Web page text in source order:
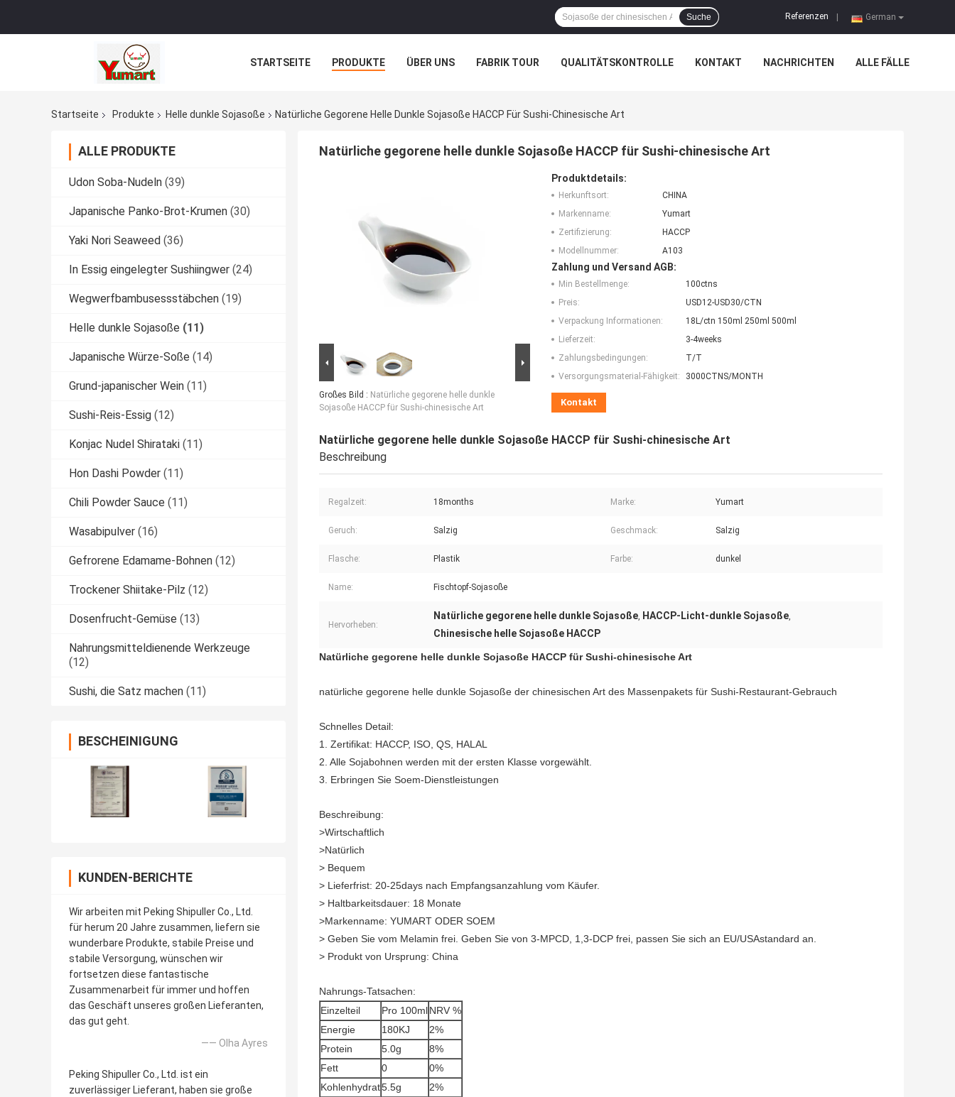
German
Referenzen
Suche
STARTSEITE PRODUKTE ÜBER UNS FABRIK TOUR QUALITÄTSKONTROLLE KONTAKT NACHRICHTEN ALLE FÄLLE
Startseite Produkte Helle dunkle Sojasoße Natürliche Gegorene Helle Dunkle Sojasoße HACCP Für Sushi-Chinesische Art
ALLE PRODUKTE
Udon Soba-Nudeln (39)
Japanische Panko-Brot-Krumen (30)
Yaki Nori Seaweed (36)
In Essig eingelegter Sushiingwer (24)
Wegwerfbambusessstäbchen (19)
Helle dunkle Sojasoße (11)
Japanische Würze-Soße (14)
Grund-japanischer Wein (11)
Sushi-Reis-Essig (12)
Konjac Nudel Shirataki (11)
Hon Dashi Powder (11)
Chili Powder Sauce (11)
Wasabipulver (16)
Gefrorene Edamame-Bohnen (12)
Trockener Shiitake-Pilz (12)
Dosenfrucht-Gemüse (13)
Nahrungsmitteldienende Werkzeuge
(12)
Sushi, die Satz machen (11)
BESCHEINIGUNG
KUNDEN-BERICHTE
Wir arbeiten mit Peking Shipuller Co., Ltd.
für herum 20 Jahre zusammen, liefern sie
wunderbare Produkte, stabile Preise und
stabile Versorgung, wünschen wir
fortsetzen diese fantastische
Zusammenarbeit für immer und hoffen
das Geschäft unseres großen Lieferanten,
das gut geht.
—— Olha Ayres
Peking Shipuller Co., Ltd. ist ein
zuverlässiger Lieferant, haben sie große
Natürliche gegorene helle dunkle Sojasoße HACCP für Sushi-chinesische Art
Großes Bild : Natürliche gegorene helle dunkle
Sojasoße HACCP für Sushi-chinesische Art
Produktdetails:
Herkunftsort:
CHINA
Markenname:
Yumart
Zertifizierung:
HACCP
Modellnummer:
A103
Zahlung und Versand AGB:
Min Bestellmenge:
100ctns
Preis:
USD12-USD30/CTN
Verpackung Informationen:
18L/ctn 150ml 250ml 500ml
Lieferzeit:
3-4weeks
Zahlungsbedingungen:
T/T
Versorgungsmaterial-Fähigkeit:
3000CTNS/MONTH
Kontakt
Natürliche gegorene helle dunkle Sojasoße HACCP für Sushi-chinesische Art
Beschreibung
Regalzeit: 18months Marke: Yumart
Geruch: Salzig Geschmack: Salzig
Flasche: Plastik Farbe: dunkel
Name: Fischtopf-Sojasoße
Hervorheben:
Natürliche gegorene helle dunkle Sojasoße, HACCP-Licht-dunkle Sojasoße,
Chinesische helle Sojasoße HACCP
Natürliche gegorene helle dunkle Sojasoße HACCP für Sushi-chinesische Art
natürliche gegorene helle dunkle Sojasoße der chinesischen Art des Massenpakets für Sushi-Restaurant-Gebrauch
Schnelles Detail:
1. Zertifikat: HACCP, ISO, QS, HALAL
2. Alle Sojabohnen werden mit der ersten Klasse vorgewählt.
3. Erbringen Sie Soem-Dienstleistungen
Beschreibung:
>Wirtschaftlich
>Natürlich
> Bequem
> Lieferfrist: 20-25days nach Empfangsanzahlung vom Käufer.
> Haltbarkeitsdauer: 18 Monate
>Markenname: YUMART ODER SOEM
> Geben Sie vom Melamin frei. Geben Sie von 3-MPCD, 1,3-DCP frei, passen Sie sich an EU/USAstandard an.
> Produkt von Ursprung: China
Nahrungs-Tatsachen:
Einzelteil
Pro 100mlNRV %
Energie
180KJ
2%
Protein
5.0g
8%
Fett
0
0%
Kohlenhydrat5.5g
2%